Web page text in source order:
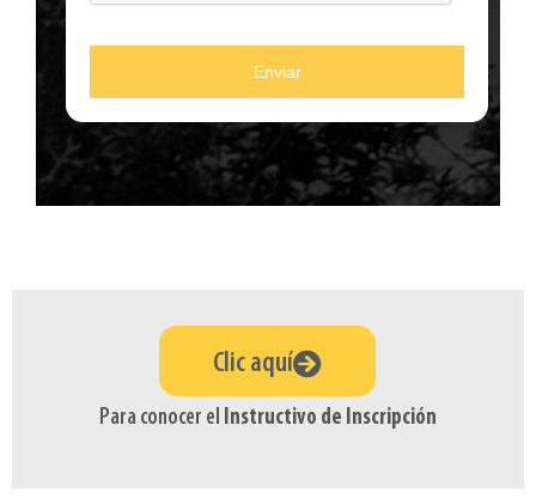
Enviar
Clic aquí
Para conocer el Instructivo de Inscripción